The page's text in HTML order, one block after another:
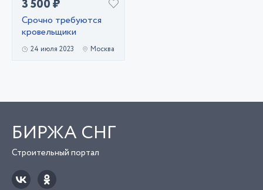
3 500 ₽
Срочно требуются
кровельщики
24 июля 2023 Москва
БИРЖА СНГ
Строительный портал